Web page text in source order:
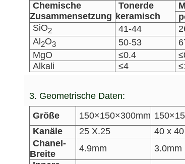
Chemische
Zusammensetzung
Tonerde
keramisch
SiO2 41-44
Al 2O3 50-53
MgO
≤0.4
Alkali
≤4
3. Geometrische Daten:
Größe
150×150×300mm
Kanäle
25 X.25 40 x 40
Chanel-
Breite
4.9mm 3.0mm